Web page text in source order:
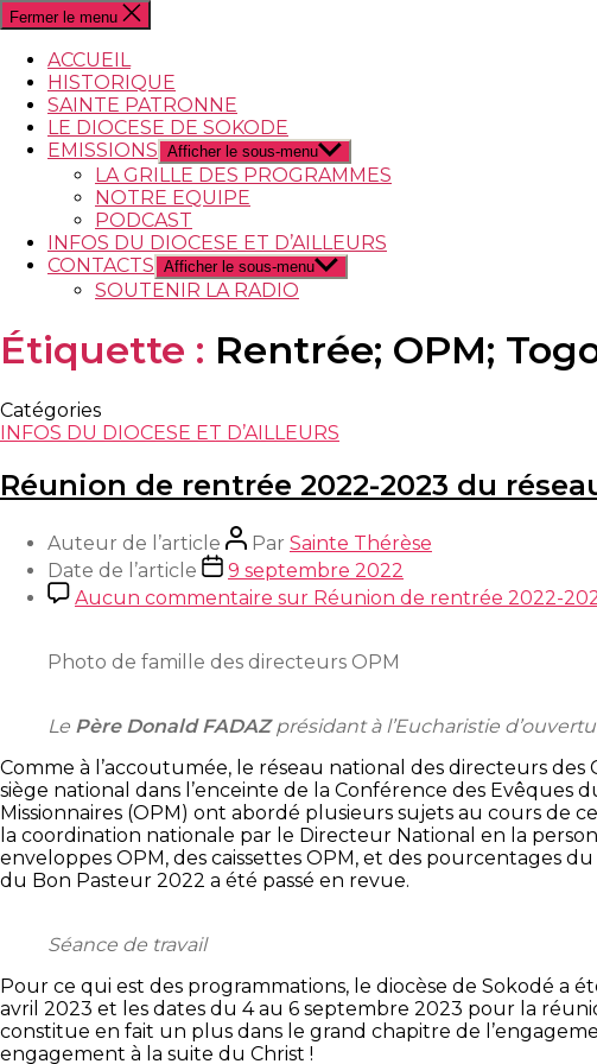
Fermer le menu
ACCUEIL
HISTORIQUE
SAINTE PATRONNE
LE DIOCESE DE SOKODE
EMISSIONS Afficher le sous-menu
LA GRILLE DES PROGRAMMES
NOTRE EQUIPE
PODCAST
INFOS DU DIOCESE ET D’AILLEURS
CONTACTS Afficher le sous-menu
SOUTENIR LA RADIO
Étiquette : Rentrée; OPM;
Catégories
INFOS DU DIOCESE ET D’AILLEURS
Réunion de rentrée 2022-2023 du
Auteur de l’article Par Sainte Thérèse
Date de l’article
9 septembre 2022
Aucun commentaire sur Réunion de rentrée 2022-
Photo de famille des directeurs OPM
Le Père Donald FADAZprésidant à l’Eucharistie
Comme à l’accoutumée, le réseau national des directeurs
siège national dans l’enceinte de la Conférence des Evêques
Missionnaires (OPM) ont abordé plusieurs sujets au cours de
la coordination nationale par le Directeur National en la
enveloppes OPM, des caissettes OPM, et des pourcentages
du Bon Pasteur 2022 a été passé en revue.
Séance de travail
Pour ce qui est des programmations, le diocèse de Sokodé
avril 2023 et les dates du 4 au 6 septembre 2023 pour la
constitue en fait un plus dans le grand chapitre de
engagement à la suite du Christ !